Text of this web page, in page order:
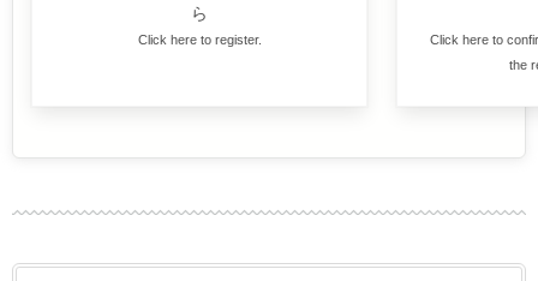
ら
Click here to register.
Click here to
the